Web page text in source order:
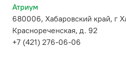
Атриум
680006, Хабаровский край, г
Краснореченская, д. 92
+7 (421) 276-06-06